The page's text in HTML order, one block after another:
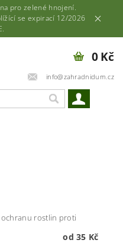
pro zelené hnojení.
se expirací 12/2026
info@zahradnidum.cz
0 Kč
rostlin proti
od 35 Kč